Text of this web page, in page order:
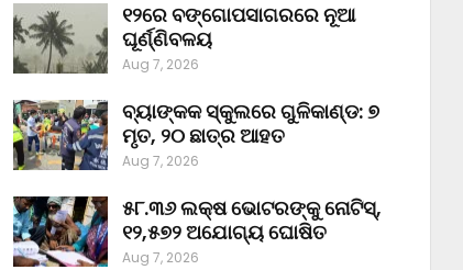
୧୨ରେ ବଙ୍ଗୋପସାଗରରେ ନୂଆ
ଘୂର୍ଣ୍ଣିବଳୟ
Aug 7, 2026
ବ୍ୟାଙ୍କକ ସ୍କୁଲରେ ଗୁଳିକାଣ୍ଡ: ୭
ମୃତ, ୨୦ ଛାତ୍ର ଆହତ
Aug 7, 2026
୫୮.୩୬ ଲକ୍ଷ ଭୋଟରଙ୍କୁ ନୋଟିସ୍‌,
୧୨,୫୭୨ ଅଯୋଗ୍ୟ ଘୋଷିତ
Aug 7, 2026